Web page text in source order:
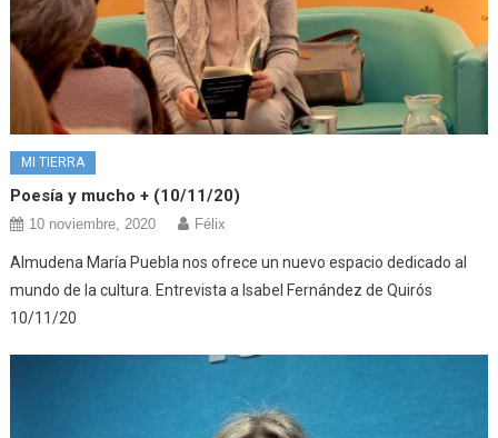
MI TIERRA
Poesía y mucho + (10/11/20)
10 noviembre, 2020 Félix
Almudena María Puebla nos ofrece un nuevo espacio dedicado al
mundo de la cultura. Entrevista a Isabel Fernández de Quirós
10/11/20